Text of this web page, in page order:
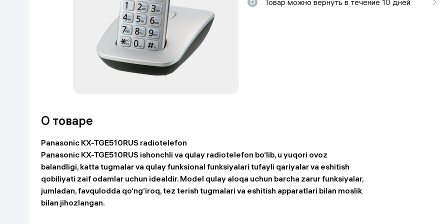
Техника для игр
Строительство и ремонт
Ювелирные изделия
Очки виртуальной реальности
Умные очки
Товар можно вернуть в течение 10 дней
О товаре
Panasonic KX-TGE510RUS radiotelefon
Panasonic KX-TGE510RUS ishonchli va qulay radiotelefon bo‘lib, u yuqori ovoz
balandligi, katta tugmalar va qulay funksional funksiyalari tufayli qariyalar va eshitish
qobiliyati zaif odamlar uchun idealdir. Model qulay aloqa uchun barcha zarur funksiyalar,
jumladan, favqulodda qo‘ng‘iroq, tez terish tugmalari va eshitish apparatlari bilan moslik
bilan jihozlangan.